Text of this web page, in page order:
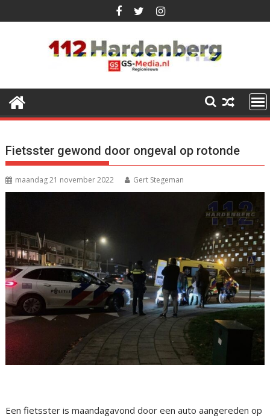
naar
Fietsster gewond door ongeval op rotonde
maandag 21 november 2022 Gert Stegeman
Een fietsster is maandagavond door een auto aangereden op